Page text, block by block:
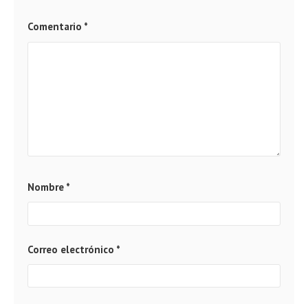
Comentario *
Nombre *
Correo electrónico *